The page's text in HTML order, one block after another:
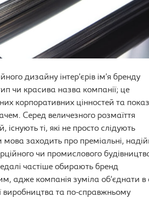
дизайну інтер’єрів ім’я бренду
чи красива назва компанії; це
корпоративних цінностей та
Серед величезного розмаїття
ті, які не просто слідують
заходить про преміальні,
чи промислового
частіше обирають бренд
адже компанія зуміла об’єднати в
виробництва та по-справжньому